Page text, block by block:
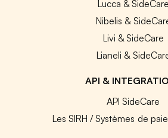
Lucca & SideCare
Nibelis &
Livi & SideCare
Lianeli &
API &
API SideCare
Les SIRH / Systèmes de